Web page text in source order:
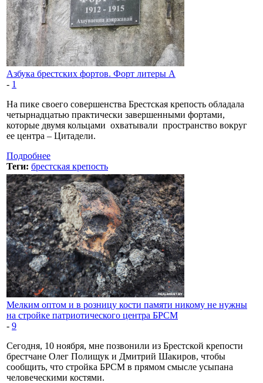
Азбука брестских фортов. Форт литеры А
- 1
На пике своего совершенства Брестская крепость обладала
четырнадцатью практически завершенными фортами,
которые двумя кольцами охватывали пространство вокруг
ее центра – Цитадели.
Подробнее
Теги: брестская крепость
Мелким оптом и в розницу кости памяти никому не нужны
на стройке патриотического центра БРСМ
- 9
Сегодня, 10 ноября, мне позвонили из Брестской крепости
брестчане Олег Полищук и Дмитрий Шакиров, чтобы
сообщить, что стройка БРСМ в прямом смысле усыпана
человеческими костями.